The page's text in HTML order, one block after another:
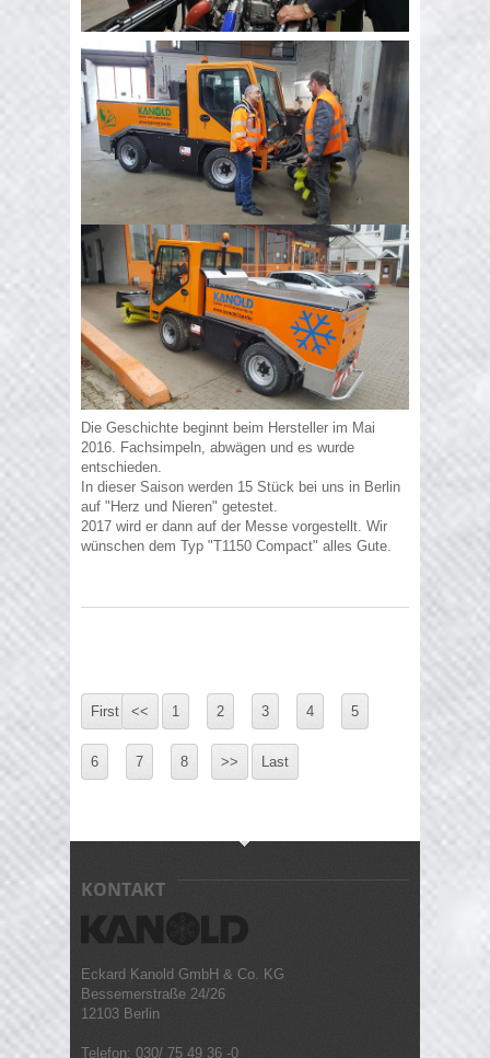
Die Geschichte beginnt beim Hersteller im Mai
2016. Fachsimpeln, abwägen und es wurde
entschieden.
In dieser Saison werden 15 Stück bei uns in Berlin
auf "Herz und Nieren" getestet.
2017 wird er dann auf der Messe vorgestellt. Wir
wünschen dem Typ "T1150 Compact" alles Gute.
First << 1 2 3 4 5
6 7 8 >> Last
KONTAKT
Eckard Kanold GmbH & Co. KG
Bessemerstraße 24/26
12103 Berlin
Telefon: 030/ 75 49 36 -0